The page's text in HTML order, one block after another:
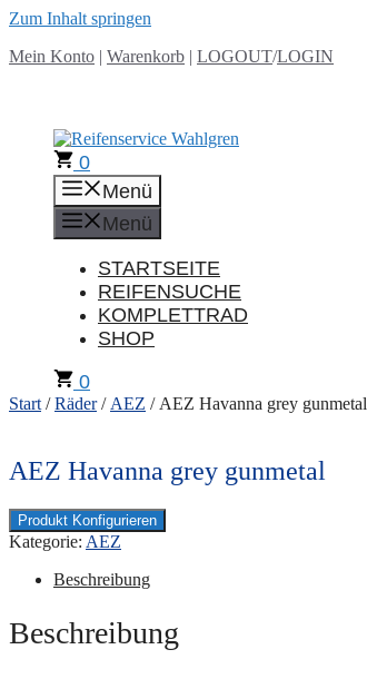
Zum Inhalt springen
Mein Konto | Warenkorb | LOGOUT/LOGIN
0
Menü
Menü
STARTSEITE
REIFENSUCHE
KOMPLETTRAD
SHOP
0
Start /Räder/ AEZ / AEZ Havanna grey gunmetal
AEZ Havanna grey gunmetal
Produkt Konfigurieren
Kategorie: AEZ
Beschreibung
Beschreibung